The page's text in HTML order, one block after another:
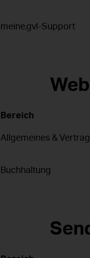
meine.gvl-Support
Bereich
Allgemeines & Vertrag
Buchhaltung